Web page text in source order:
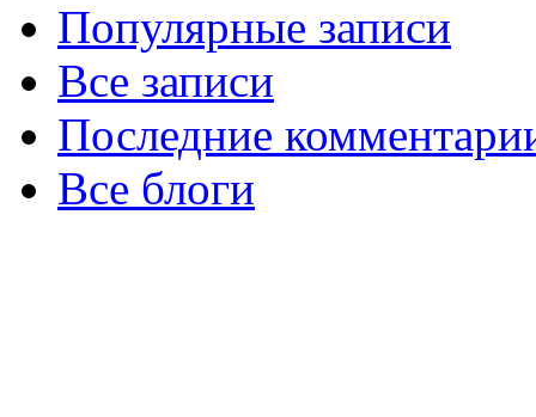
Популярные записи
Все записи
Последние
Все блоги